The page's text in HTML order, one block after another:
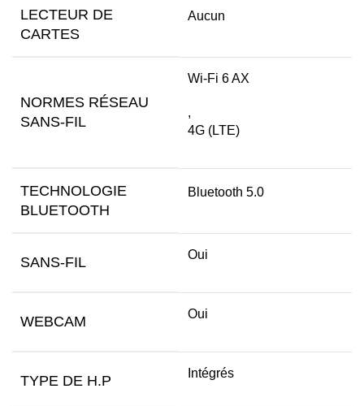
LECTEUR DE
CARTES
Aucun
NORMES RÉSEAU
SANS-FIL
Wi-Fi 6 AX
,
4G (LTE)
TECHNOLOGIE
BLUETOOTH
Bluetooth 5.0
SANS-FIL Oui
WEBCAM Oui
TYPE DE H.P Intégrés